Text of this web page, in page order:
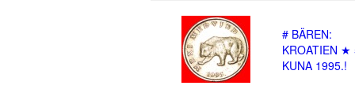
# BÄREN:
KROATIEN ★
KUNA 1995.!